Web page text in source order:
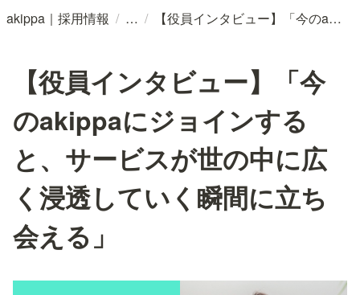
akippa｜採用情報 / / 【役員インタビュー】「今のakippaにジョインすると、サービスが世の中に広く浸透していく瞬間に立ち会える」
【役員インタビュー】「今
のakippaにジョインする
と、サービスが世の中に広
く浸透していく瞬間に立ち
会える」